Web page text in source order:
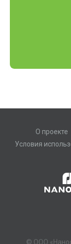
О проекте
Условия
© ООО